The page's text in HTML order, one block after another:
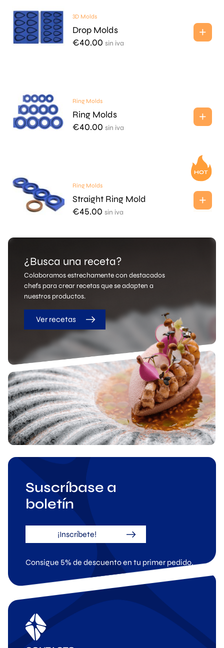
3D Molds
Drop Molds
€40.00 sin iva
Ring Molds
Ring Molds
€40.00 sin iva
Ring Molds
Straight Ring Mold
€45.00 sin iva
¿Busca una receta?
Colaboramos estrechamente con destacados
chefs para crear recetas que se adapten a
nuestros productos.
Ver recetas
Suscríbase a
boletín
¡Inscríbete!
Consigue 5% de descuento en tu primer pedido.